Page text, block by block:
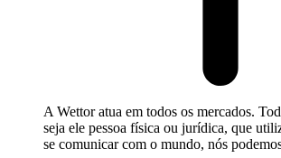
A Wettor atua em todos os mercados.
seja ele pessoa física ou jurídica, que
se comunicar com o mundo, nós